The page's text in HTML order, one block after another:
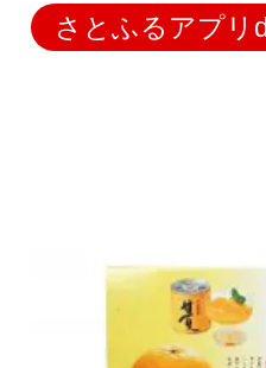
さとふるアプリ